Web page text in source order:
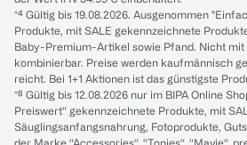
*⁴ Gültig bis 19.08.2026. Ausgenommen
Produkte, mit SALE gekennzeichnete
Baby-Premium-Artikel sowie Pfand. Nicht
kombinierbar. Preise werden kaufmännisch
reicht. Bei 1+1 Aktionen ist das günstigste
*⁸ Gültig bis 12.08.2026 nur im BIPA Online
Preiswert“ gekennzeichnete Produkte, mit
Säuglingsanfangsnahrung, Fotoprodukte,
der Marke “Accessories“, “Tonies“, “Mavie“,